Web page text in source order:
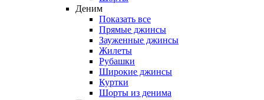
Деним
Показать все
Прямые джинсы
Зауженные джинсы
Жилеты
Рубашки
Широкие джинсы
Куртки
Шорты из денима